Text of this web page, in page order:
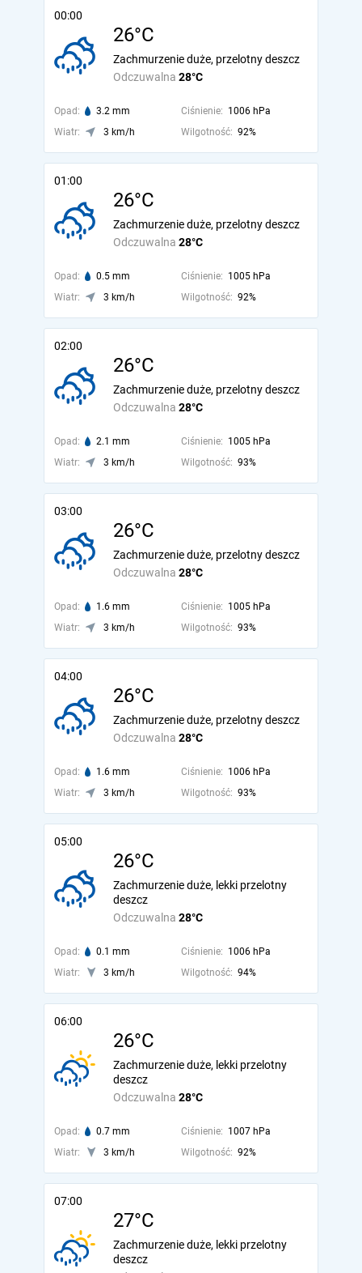
00:00
26°C
Odczuwalna 28°C
Zachmurzenie duże, przelotny deszcz
Opad: 3.2 mm Ciśnienie: 1006 hPa
Wiatr:
3 km/h Wilgotność: 92%
01:00
26°C
Odczuwalna 28°C
Zachmurzenie duże, przelotny deszcz
Opad: 0.5 mm Ciśnienie: 1005 hPa
Wiatr:
3 km/h Wilgotność: 92%
02:00
26°C
Odczuwalna 28°C
Zachmurzenie duże, przelotny deszcz
Opad: 2.1 mm Ciśnienie: 1005 hPa
Wiatr:
3 km/h Wilgotność: 93%
03:00
26°C
Odczuwalna 28°C
Zachmurzenie duże, przelotny deszcz
Opad: 1.6 mm Ciśnienie: 1005 hPa
Wiatr:
3 km/h Wilgotność: 93%
04:00
26°C
Odczuwalna 28°C
Zachmurzenie duże, przelotny deszcz
Opad: 1.6 mm Ciśnienie: 1006 hPa
Wiatr:
3 km/h Wilgotność: 93%
05:00
26°C
Odczuwalna 28°C
Zachmurzenie duże, lekki przelotny
deszcz
Opad: 0.1 mm Ciśnienie: 1006 hPa
Wiatr:
3 km/h Wilgotność: 94%
06:00
26°C
Odczuwalna 28°C
Zachmurzenie duże, lekki przelotny
deszcz
Opad: 0.7 mm Ciśnienie: 1007 hPa
Wiatr:
3 km/h Wilgotność: 92%
07:00
27°C
Zachmurzenie duże, lekki przelotny
deszcz